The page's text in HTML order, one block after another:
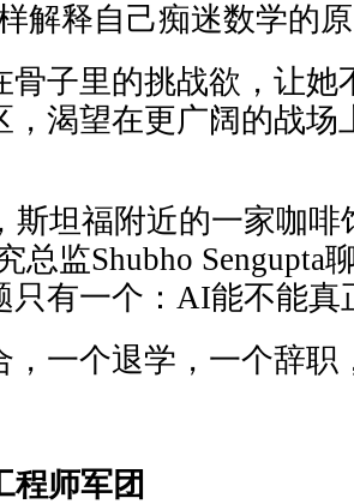
解释自己痴迷数学的
骨子里的挑战欲，让她
，渴望在更广阔的战场
斯坦福附近的一家咖
总监Shubho Sengupta
只有一个：AI能不能真
，一个退学，一个辞职
程师军团